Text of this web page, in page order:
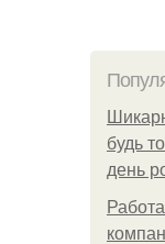
будь
день